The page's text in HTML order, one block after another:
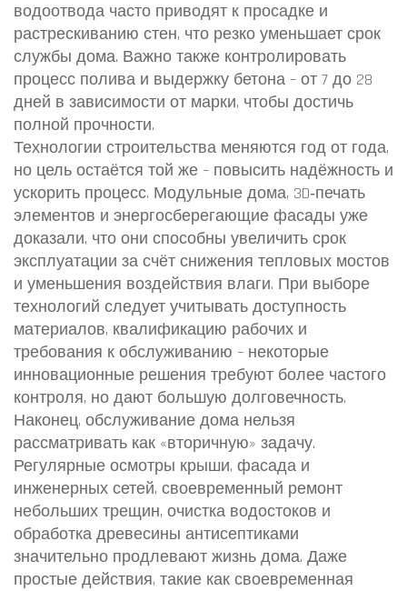
водоотвода часто приводят к просадке и
растрескиванию стен, что резко уменьшает срок
службы дома. Важно также контролировать
процесс полива и выдержку бетона – от 7 до 28
дней в зависимости от марки, чтобы достичь
полной прочности.
Технологии строительства меняются год от года,
но цель остаётся той же – повысить надёжность и
ускорить процесс. Модульные дома, 3D‑печать
элементов и энергосберегающие фасады уже
доказали, что они способны увеличить срок
эксплуатации за счёт снижения тепловых мостов
и уменьшения воздействия влаги. При выборе
технологий следует учитывать доступность
материалов, квалификацию рабочих и
требования к обслуживанию – некоторые
инновационные решения требуют более частого
контроля, но дают большую долговечность.
Наконец, обслуживание дома нельзя
рассматривать как «вторичную» задачу.
Регулярные осмотры крыши, фасада и
инженерных сетей, своевременный ремонт
небольших трещин, очистка водостоков и
обработка древесины антисептиками
значительно продлевают жизнь дома. Даже
простые действия, такие как своевременная